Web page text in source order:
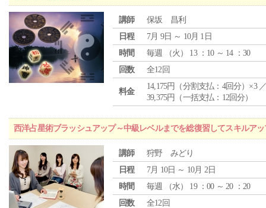
講師
保坂 昌利
日程
7月 9日 ～ 10月 1日
時間
毎週 （火 ） 13 ：10 ～ 14 ：30
回数
全12回
料金
14,175円（分割支払：4回分）×3
39,375円（一括支払：12回分）
西洋占星術ブラッシュアップ～中級レベルまでを総復習してスキルア
講師
狩野 みどり
日程
7月 10日 ～ 10月 2日
時間
毎週 （水） 19 ：00 ～ 20 ：20
回数
全12回